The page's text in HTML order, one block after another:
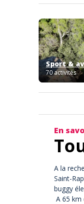
Sport &
70 activités
En
A la
Saint-
buggy
A 65 km